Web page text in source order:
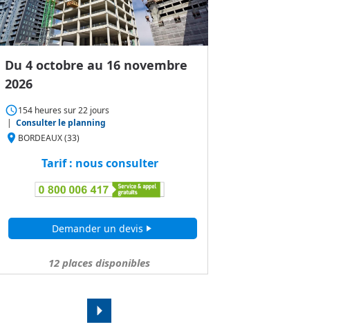
Du 4 octobre au 16 novembre
2026
access_time154 heuressur22 jours
| Consulter le planning
place BORDEAUX (33)
Tarif : nous consulter
Demander un devis play_arrow
12places disponibles
arrow_right